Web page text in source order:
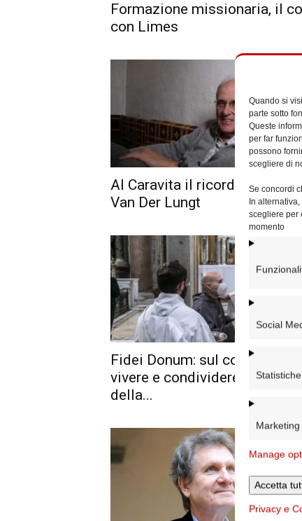
Quando si
parte sotto
Queste
per far
possono
scegliere di
Se concordi
In
scegliere per
momento
Social
Statistiche
Marketing
Manage
Accetta
Privacy e
Formazione missionaria, il
con Limes
Al Caravita il ricordo del
Van Der Lungt
Fidei Donum: sul coraggio di
vivere e condividere il dono
della...